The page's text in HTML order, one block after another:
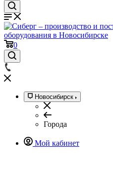
0
Новосибирск
Города
Мой кабинет